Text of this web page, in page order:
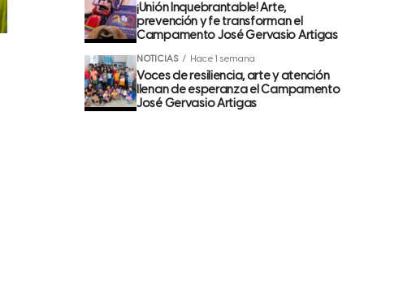
¡Unión Inquebrantable! Arte,
prevención y fe transforman el
Campamento José Gervasio Artigas
NOTICIAS Hace 1 semana
Voces de resiliencia, arte y atención
llenan de esperanza el Campamento
José Gervasio Artigas